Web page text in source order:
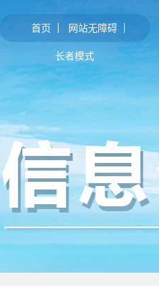
首页 网站无障碍
长者模式